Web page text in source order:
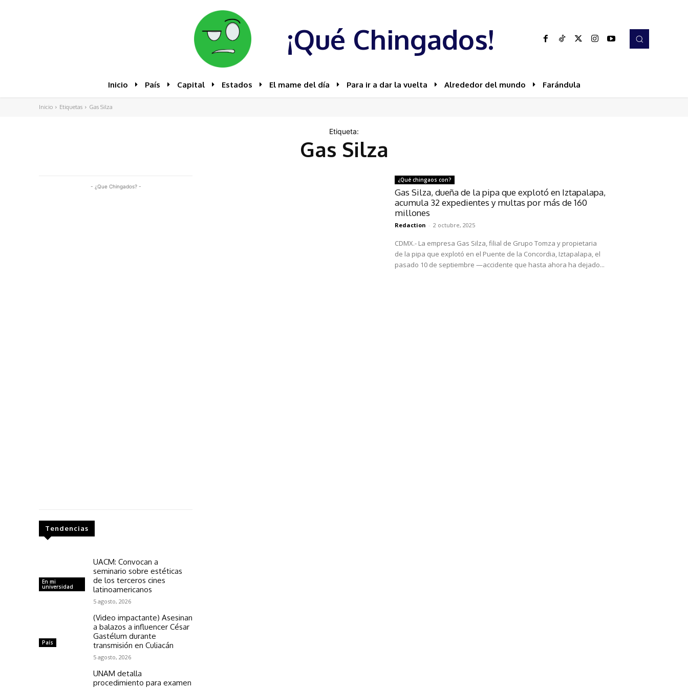
¡Qué Chingados!
Inicio País Capital Estados El mame del día Para ir a dar la vuelta Alrededor del mundo Farándula
Inicio Etiquetas Gas Silza
Etiqueta:
Gas Silza
- ¿Que Chingados? -
Tendencias
En mi
universidad
UACM: Convocan a
seminario sobre estéticas
de los terceros cines
latinoamericanos
5 agosto, 2026
País
(Video impactante) Asesinan
a balazos a influencer César
Gastélum durante
transmisión en Culiacán
5 agosto, 2026
UNAM detalla
procedimiento para examen
¿Qué chingaos con?
Gas Silza, dueña de la pipa que explotó en Iztapalapa,
acumula 32 expedientes y multas por más de 160
millones
Redaction - 2 octubre, 2025
CDMX.- La empresa Gas Silza, filial de Grupo Tomza y propietaria
de la pipa que explotó en el Puente de la Concordia, Iztapalapa, el
pasado 10 de septiembre —accidente que hasta ahora ha dejado...